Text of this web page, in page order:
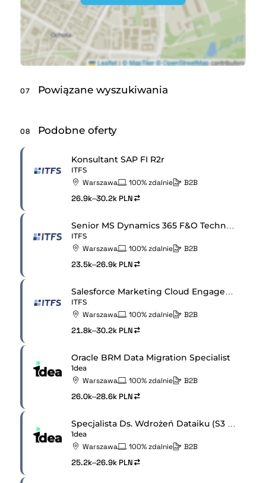
07 Powiązane wyszukiwania
08 Podobne oferty
Konsultant SAP FI R2r
ITFS
Warszawa 100% zdalnie B2B
26.9k–30.2k PLN
ITFS
Warszawa 100% zdalnie B2B
23.5k–26.9k PLN
ITFS
Warszawa 100% zdalnie B2B
21.8k–30.2k PLN
Oracle BRM Data Migration Specialist
1dea
Warszawa 100% zdalnie B2B
26.0k–28.6k PLN
1dea
Warszawa 100% zdalnie B2B
25.2k–26.9k PLN